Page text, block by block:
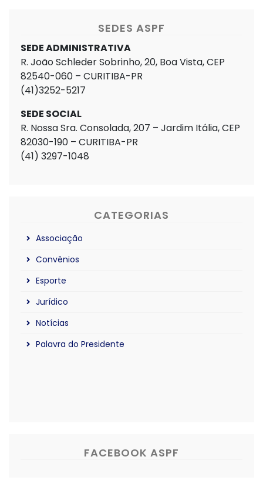
SEDES ASPF
SEDE ADMINISTRATIVA
R. João Schleder Sobrinho, 20, Boa Vista, CEP
82540-060 – CURITIBA-PR
(41)3252-5217
SEDE SOCIAL
R. Nossa Sra. Consolada, 207 – Jardim Itália, CEP
82030-190 – CURITIBA-PR
(41) 3297-1048
CATEGORIAS
Associação
Convênios
Esporte
Jurídico
Notícias
Palavra do Presidente
FACEBOOK ASPF